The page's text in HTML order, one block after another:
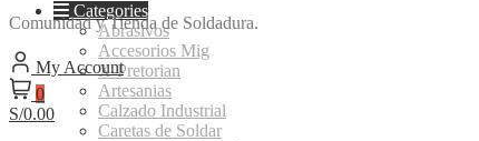
Comunidad y Tienda de Soldadura.
My Account
0
S/0.00
Categories
Abrasivos
Accesorios Mig
X-Pretorian
Artesanias
Calzado Industrial
Caretas de Soldar